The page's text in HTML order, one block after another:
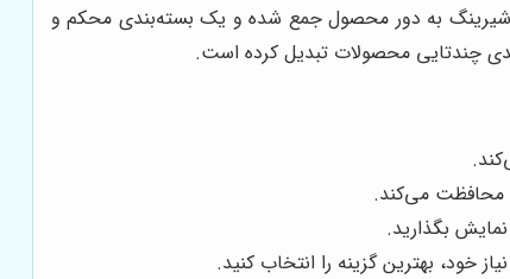
شیرینگ به دور محصول جمع شده و یک بسته‌بندی محکم و
چندتایی محصولات تبدیل کرده است.
محافظت می‌کند.
بگذارید.
خود، بهترین گزینه را انتخاب کنید.